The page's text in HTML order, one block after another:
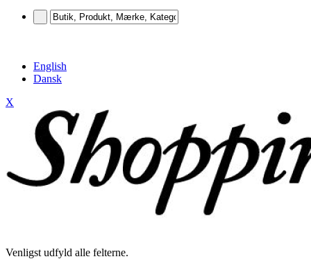
English
Dansk
X
Venligst udfyld alle felterne.